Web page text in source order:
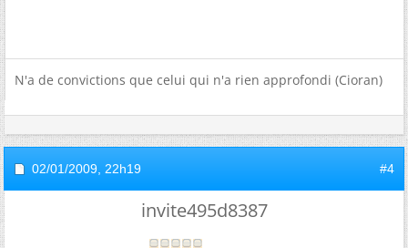
N'a de convictions que celui qui n'a rien approfondi (Cioran)
02/01/2009, 22h19 #4
invite495d8387